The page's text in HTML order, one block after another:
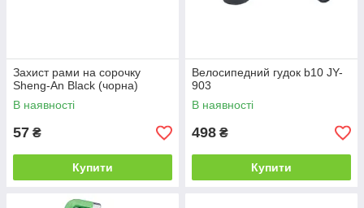
Захист рами на сорочку
Sheng-An Black (чорна)
В наявності
57 ₴
Купити
Велосипедний гудок b10 JY-
903
В наявності
498 ₴
Купити